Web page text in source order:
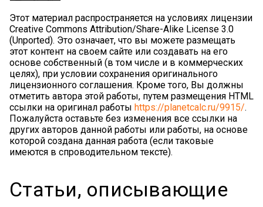
Этот материал распространяется на условиях лицензии
Creative Commons Attribution/Share-Alike License 3.0
(Unported). Это означает, что вы можете размещать
этот контент на своем сайте или создавать на его
основе собственный (в том числе и в коммерческих
целях), при условии сохранения оригинального
лицензионного соглашения. Кроме того, Вы должны
отметить автора этой работы, путем размещения HTML
ссылки на оригинал работы https://planetcalc.ru/9915/.
Пожалуйста оставьте без изменения все ссылки на
других авторов данной работы или работы, на основе
которой создана данная работа (если таковые
имеются в спроводительном тексте).
Статьи, описывающие